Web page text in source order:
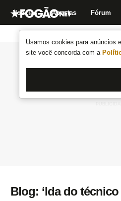
Usamos cookies para anúncios
site você concorda com a
Notícias Apostas Fórum
Blog: ‘Ida do